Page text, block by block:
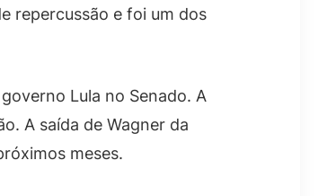
repercussão e foi um dos
Lula no Senado. A
A saída de Wagner da
meses.